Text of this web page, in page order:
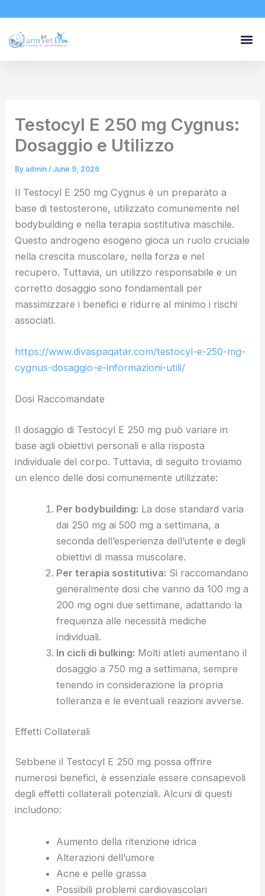
content
Testocyl E 250 mg Cygnus:
Dosaggio e Utilizzo
By admin/ June 9, 2026
Il Testocyl E 250 mg Cygnus è un preparato a
base di testosterone, utilizzato comunemente nel
bodybuilding e nella terapia sostitutiva maschile.
Questo androgeno esogeno gioca un ruolo cruciale
nella crescita muscolare, nella forza e nel
recupero. Tuttavia, un utilizzo responsabile e un
corretto dosaggio sono fondamentali per
massimizzare i benefici e ridurre al minimo i rischi
associati.
https://www.divaspaqatar.com/testocyl-e-250-mg-
cygnus-dosaggio-e-informazioni-utili/
Dosi Raccomandate
Il dosaggio di Testocyl E 250 mg può variare in
base agli obiettivi personali e alla risposta
individuale del corpo. Tuttavia, di seguito troviamo
un elenco delle dosi comunemente utilizzate:
Per bodybuilding: La dose standard varia
dai 250 mg ai 500 mg a settimana, a
seconda dell’esperienza dell’utente e degli
obiettivi di massa muscolare.
Per terapia sostitutiva: Si raccomandano
generalmente dosi che vanno da 100 mg a
200 mg ogni due settimane, adattando la
frequenza alle necessità mediche
individuali.
In cicli di bulking: Molti atleti aumentano il
dosaggio a 750 mg a settimana, sempre
tenendo in considerazione la propria
tolleranza e le eventuali reazioni avverse.
Effetti Collaterali
Sebbene il Testocyl E 250 mg possa offrire
numerosi benefici, è essenziale essere consapevoli
degli effetti collaterali potenziali. Alcuni di questi
includono:
Aumento della ritenzione idrica
Alterazioni dell’umore
Acne e pelle grassa
Possibili problemi cardiovascolari